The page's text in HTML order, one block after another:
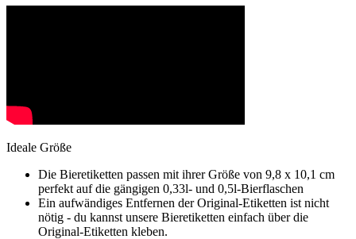
Ideale Größe
Die Bieretiketten passen mit ihrer Größe von 9,8 x 10,1 cm
perfekt auf die gängigen 0,33l- und 0,5l-Bierflaschen
Ein aufwändiges Entfernen der Original-Etiketten ist nicht
nötig - du kannst unsere Bieretiketten einfach über die
Original-Etiketten kleben.